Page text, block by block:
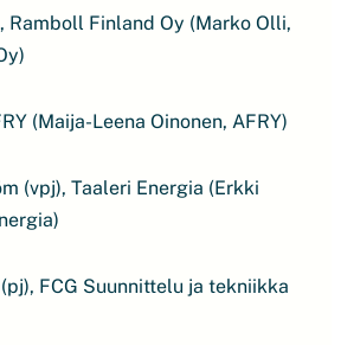
Ramboll Finland Oy (Marko Olli,
(Maija-Leena Oinonen, AFRY)
(vpj), Taaleri Energia (Erkki
FCG Suunnittelu ja tekniikka